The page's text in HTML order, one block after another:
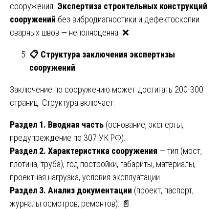
сооружения. Экспертиза строительных конструкций
сооружений без вибродиагностики и дефектоскопии
сварных швов — неполноценна. ❌
📋 Структура заключения экспертизы
сооружений
Заключение по сооружению может достигать 200-300
страниц. Структура включает:
Раздел 1. Вводная часть (основание, эксперты,
предупреждение по 307 УК РФ).
Раздел 2. Характеристика сооружения — тип (мост,
плотина, труба), год постройки, габариты, материалы,
проектная нагрузка, условия эксплуатации.
Раздел 3. Анализ документации (проект, паспорт,
журналы осмотров, ремонтов). 📄